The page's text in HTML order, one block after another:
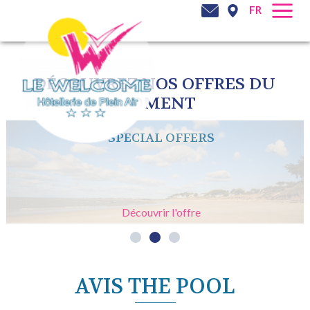
FR
DÉCOUVREZ NOS OFFRES DU
MOMENT
SPECIAL OFFERS
Découvrir l'offre
AVIS THE POOL